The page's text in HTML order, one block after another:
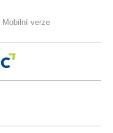
Mobilní verze